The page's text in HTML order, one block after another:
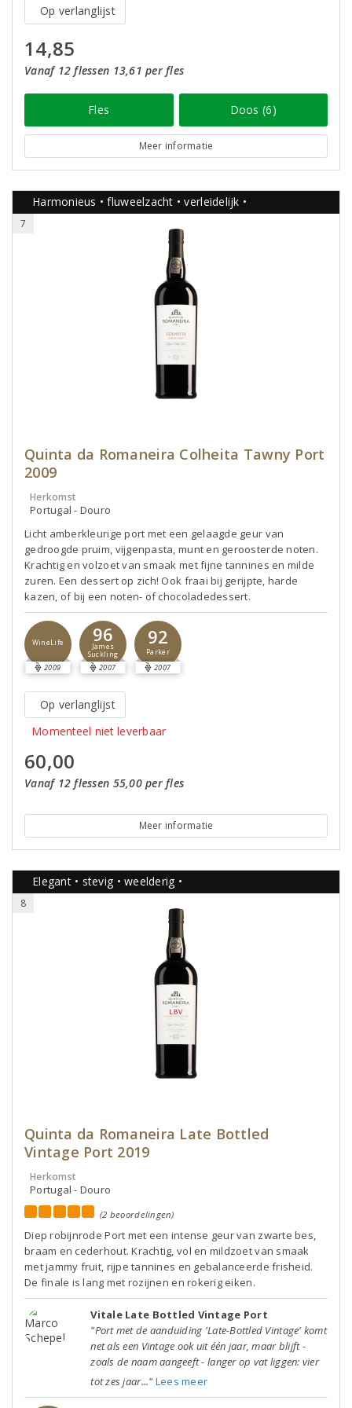
Op verlanglijst
14,85
Vanaf 12 flessen 13,61 per fles
Fles Doos (6)
Meer informatie
Harmonieus • fluweelzacht • verleidelijk •
7
Quinta da Romaneira Colheita Tawny Port
2009
Herkomst
Portugal - Douro
Licht amberkleurige port met een gelaagde geur van
gedroogde pruim, vijgenpasta, munt en geroosterde noten.
Krachtig en volzoet van smaak met fijne tannines en milde
zuren. Een dessert op zich! Ook fraai bij gerijpte, harde
kazen, of bij een noten- of chocoladedessert.
WineLife
2009
96
James
Suckling
2007
92
Parker
2007
Op verlanglijst
Momenteel niet leverbaar
60,00
Vanaf 12 flessen 55,00 per fles
Meer informatie
Elegant • stevig • weelderig •
8
Quinta da Romaneira Late Bottled
Vintage Port 2019
Herkomst
Portugal - Douro
(2 beoordelingen)
Diep robijnrode Port met een intense geur van zwarte bes,
braam en cederhout. Krachtig, vol en mildzoet van smaak
met jammy fruit, rijpe tannines en gebalanceerde frisheid.
De finale is lang met rozijnen en rokerig eiken.
Vitale Late Bottled Vintage Port
"Port met de aanduiding 'Late-Bottled Vintage' komt
net als een Vintage ook uit één jaar, maar blijft -
zoals de naam aangeeft - langer op vat liggen: vier
tot zes jaar..." Lees meer